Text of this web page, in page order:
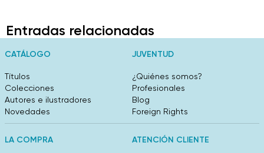
Entradas relacionadas
CATÁLOGO
Títulos
Colecciones
Autores e ilustradores
Novedades
JUVENTUD
¿Quiénes somos?
Profesionales
Blog
Foreign Rights
LA COMPRA ATENCIÓN CLIENTE